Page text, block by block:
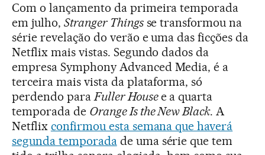
Com o lançamento da primeira temporada
em julho, Stranger Thingsse transformou na
série revelação do verão e uma das ficções da
Netflix mais vistas. Segundo dados da
empresa Symphony Advanced Media, é a
terceira mais vista da plataforma, só
perdendo paraFuller Housee a quarta
temporada de Orange Is the New Black. A
Netflix confirmou esta semana que haverá
segunda temporadade uma série que tem